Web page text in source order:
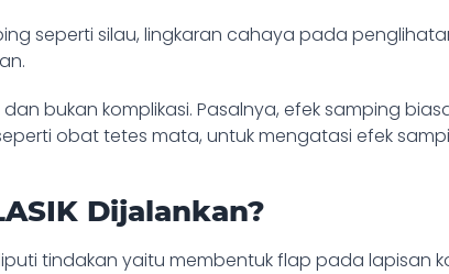
seperti silau, lingkaran cahaya pada
bukan komplikasi. Pasalnya, efek samping
obat tetes mata, untuk mengatasi efek
Dijalankan?
tindakan yaitu membentuk flap pada lapisan